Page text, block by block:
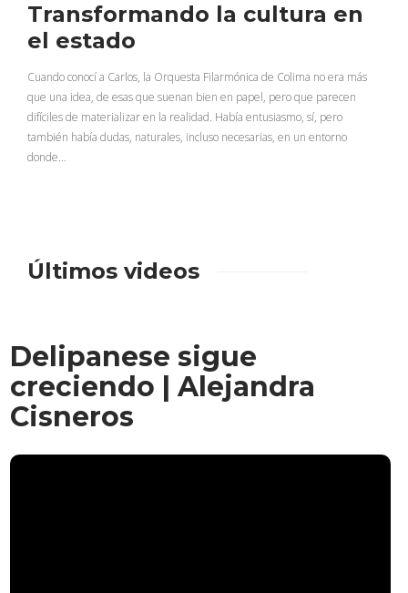
Transformando la cultura en
el estado
Cuando conocí a Carlos, la Orquesta Filarmónica de Colima no era más
que una idea, de esas que suenan bien en papel, pero que parecen
difíciles de materializar en la realidad. Había entusiasmo, sí, pero
también había dudas, naturales, incluso necesarias, en un entorno
donde…
Últimos videos
Delipanese sigue
creciendo | Alejandra
Cisneros